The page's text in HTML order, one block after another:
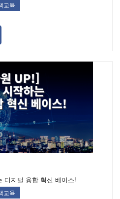
교육
디지털 융합 혁신 베이스!
교육